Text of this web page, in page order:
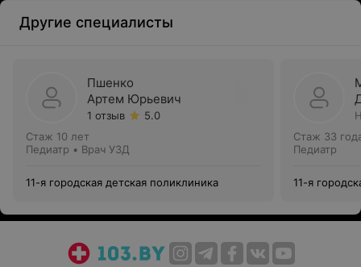
Другие специалисты
Пшенко
Артем Юрьевич
1 отзыв
5.0
Стаж 10 лет
Педиатр • Врач УЗД
11-я городская детская поликлиника
Стаж 33
Педиатр
11-я